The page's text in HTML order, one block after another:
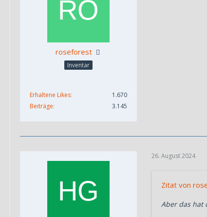
roseforest
Inventar
Erhaltene Likes
1.670
Beiträge
3.145
26. August 2024
Zitat von
Aber das hat